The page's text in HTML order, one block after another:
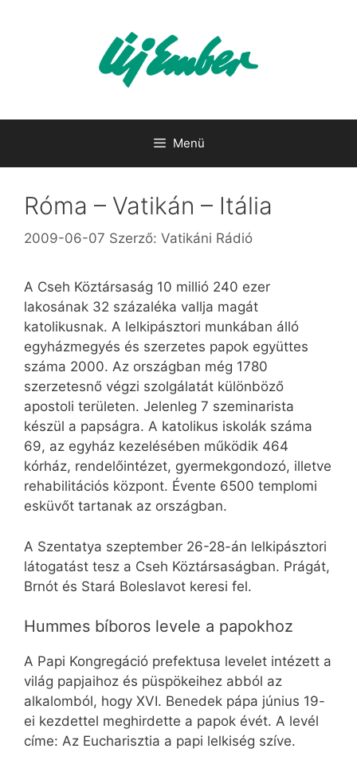
Menü
Róma – Vatikán – Itália
2009-06-07 Szerző: Vatikáni Rádió
A Cseh Köztársaság 10 millió 240 ezer
lakosának 32 százaléka vallja magát
katolikusnak. A lelkipásztori munkában álló
egyházmegyés és szerzetes papok együttes
száma 2000. Az országban még 1780
szerzetesnő végzi szolgálatát különböző
apostoli területen. Jelenleg 7 szeminarista
készül a papságra. A katolikus iskolák száma
69, az egyház kezelésében működik 464
kórház, rendelőintézet, gyermekgondozó, illetve
rehabilitációs központ. Évente 6500 templomi
esküvőt tartanak az országban.
A Szentatya szeptember 26-28-án lelkipásztori
látogatást tesz a Cseh Köztársaságban. Prágát,
Brnót és Stará Boleslavot keresi fel.
Hummes bíboros levele a papokhoz
A Papi Kongregáció prefektusa levelet intézett a
világ papjaihoz és püspökeihez abból az
alkalomból, hogy XVI. Benedek pápa június 19-
ei kezdettel meghirdette a papok évét. A levél
címe: Az Eucharisztia a papi lelkiség szíve.